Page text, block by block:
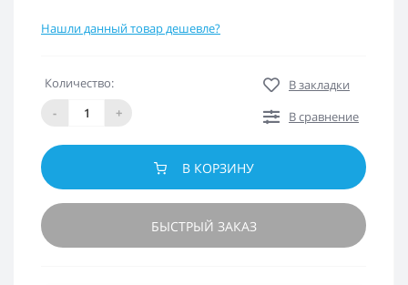
Нашли данный товар дешевле?
Количество:
-
+
В закладки
В сравнение
В КОРЗИНУ
БЫСТРЫЙ ЗАКАЗ